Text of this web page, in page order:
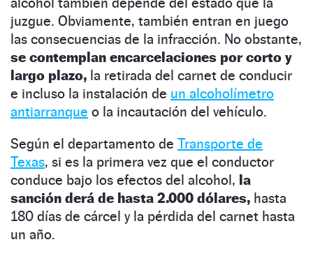
juzgue. Obviamente, también entran en juego
las consecuencias de la infracción. No obstante,
se contemplan encarcelaciones por corto y
largo plazo, la retirada del carnet de conducir
e incluso la instalación de un alcoholímetro
antiarranque o la incautación del vehículo.
Según el departamento de Transporte de
Texas, si es la primera vez que el conductor
conduce bajo los efectos del alcohol, la
sanción derá de hasta 2.000 dólares, hasta
180 días de cárcel y la pérdida del carnet hasta
un año.